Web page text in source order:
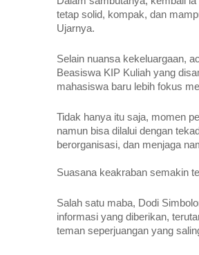
tetap solid, kompak, dan
Ujarnya.
Selain nuansa kekeluargaan,
Beasiswa KIP Kuliah yang
mahasiswa baru lebih fokus
Tidak hanya itu saja, momen
namun bisa dilalui dengan
berorganisasi, dan menjaga
Suasana keakraban semakin
Salah satu maba, Dodi
informasi yang diberikan,
teman seperjuangan yang